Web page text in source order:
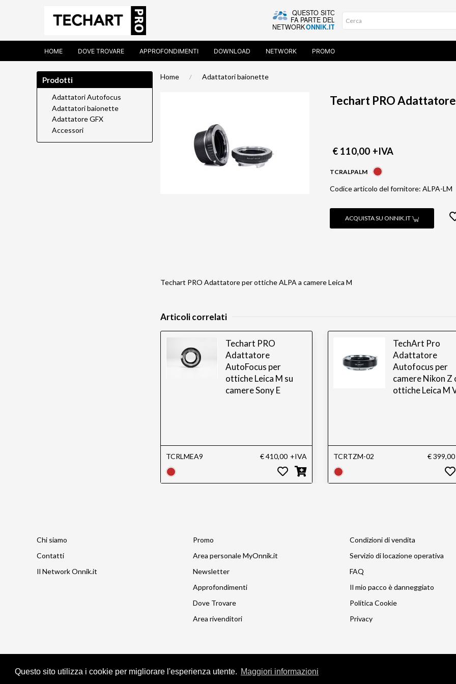
Questo sito utilizza i cookie per migliorare l'esperienza utente. Maggiori informazioni
HOME DOVE TROVARE APPROFONDIMENTI DOWNLOAD NETWORK PROMO
Home Adattatori baionette
Techart PRO
€ 110,00 +IVA
TCRALPALM
Codice articolo del fornitore: ALPA-LM
ACQUISTA SU ONNIK.IT
Techart PRO Adattatore per ottiche ALPA a camere Leica M
Articoli correlati
Techart PRO
Adattatore
AutoFocus per
ottiche Leica M su
camere Sony E
TCRLMEA9 € 410,00 +IVA
TechArt Pro
Adattatore
Autofocus per
camere Nikon Z
ottiche Leica M
TCRTZM-02 € 399,00
Prodotti
Adattatori Autofocus
Adattatori baionette
Adattatore GFX
Accessori
Chi siamo
Contatti
Il Network Onnik.it
Promo
Area personale MyOnnik.it
Newsletter
Approfondimenti
Dove Trovare
Area rivenditori
Condizioni di vendita
Servizio di locazione operativa
FAQ
Il mio pacco è danneggiato
Politica Cookie
Privacy